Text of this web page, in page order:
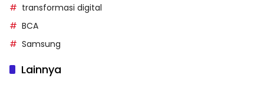
transformasi digital
BCA
Samsung
Lainnya